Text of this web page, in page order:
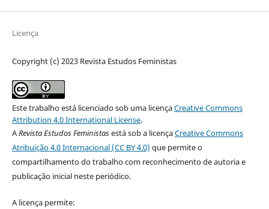
Licença
Copyright (c) 2023 Revista Estudos Feministas
Este trabalho está licenciado sob uma licençaCreative Commons
Attribution 4.0 International License.
ARevista Estudos Feministasestá sob a licençaCreative Commons
Atribuição 4.0 Internacional (CC BY 4.0) que permite o
compartilhamento do trabalho com reconhecimento de autoria e
publicação inicial neste periódico.
A licença permite: